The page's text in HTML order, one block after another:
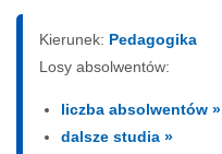
Kierunek: Pedagogika
Losy absolwentów:
liczba absolwentów »
dalsze studia »